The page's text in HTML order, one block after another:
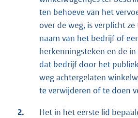
ten behoeve van het
over de weg, is verplicht
naam van het bedrijf of
herkenningsteken en de
dat bedrijf door het
weg achtergelaten
te verwijderen of te doen
2.
Het in het eerste lid